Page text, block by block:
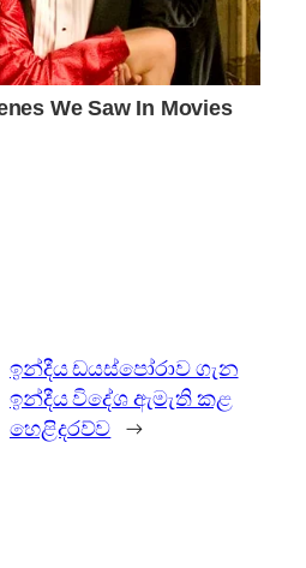
ඉන්දීය ඩයස්පෝරාව ගැන
ඉන්දීය විදේශ ඇමැති කළ
හෙළිදරව්ව →